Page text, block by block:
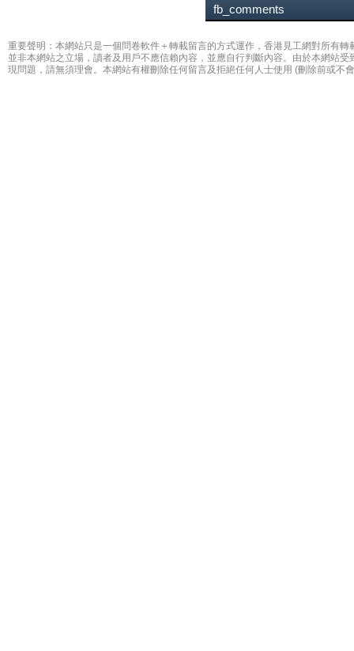
fb_comments
重要聲明：本網站只是一個問卷軟件＋轉載留言的方式運作，香港見工網對所有
並非本網站之立場，讀者及用戶不應信賴內容，並應自行判斷內容。由於本網站
現問題，請無須理會。本網站有權刪除任何留言及拒絕任何人士使用 (刪除前或